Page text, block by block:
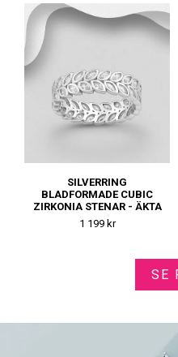
SILVERRING
BLADFORMADE CUBIC
ZIRKONIA STENAR - ÄKTA
925 SILVER
1 199 kr
SE